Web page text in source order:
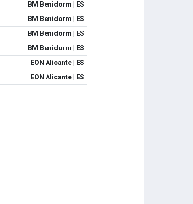
BM Benidorm | ES
BM Benidorm | ES
BM Benidorm | ES
BM Benidorm | ES
EON Alicante | ES
EON Alicante | ES